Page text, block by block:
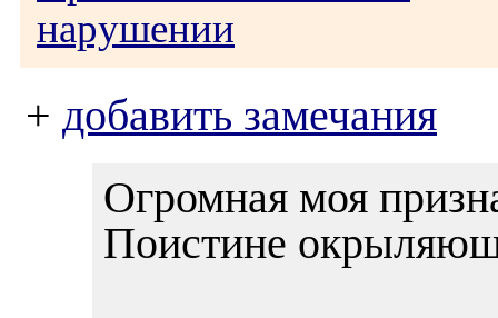
нарушении
+ добавить замечания
Огромная моя
Поистине